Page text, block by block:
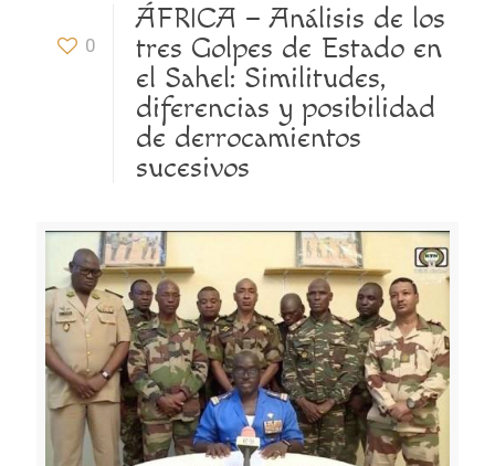
0
ÁFRICA – Análisis de los
tres Golpes de Estado en
el Sahel: Similitudes,
diferencias y posibilidad
de derrocamientos
sucesivos